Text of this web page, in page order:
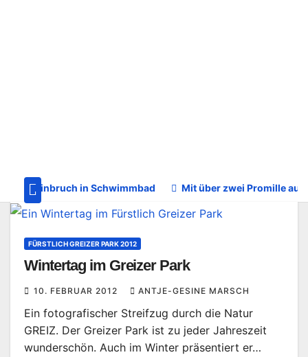
Einbruch in Schwimmbad Mit über zwei Promille auf
FÜRSTLICH GREIZER PARK 2012
Wintertag im Greizer Park
10. FEBRUAR 2012 ANTJE-GESINE MARSCH
Ein fotografischer Streifzug durch die Natur
GREIZ. Der Greizer Park ist zu jeder Jahreszeit
wunderschön. Auch im Winter präsentiert er…